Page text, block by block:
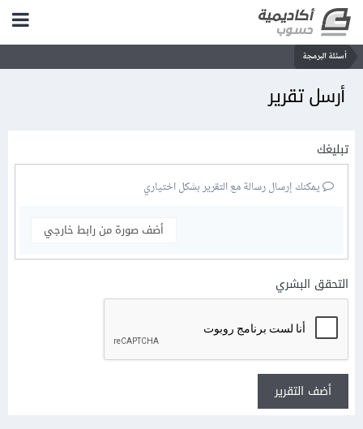
أسئلة البرمجة
أرسل تقرير
تبليغك
يمكنك إرسال رسالة مع التقرير بشكل اختياري
أضف صورة من رابط خارجي
التحقق البشري
أضف التقرير